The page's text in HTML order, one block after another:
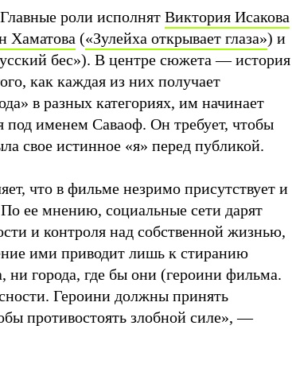
роли исполнят Виктория Исакова
Хаматова («Зулейха открывает глаза») и
бес»). В центре сюжета — история
как каждая из них получает
в разных категориях, им начинает
именем Саваоф. Он требует, чтобы
свое истинное «я» перед публикой.
что в фильме незримо присутствует и
ее мнению, социальные сети дарят
и контроля над собственной жизнью,
ими приводит лишь к стиранию
ни города, где бы они (героини фильма.
Героини должны принять
противостоять злобной силе», —